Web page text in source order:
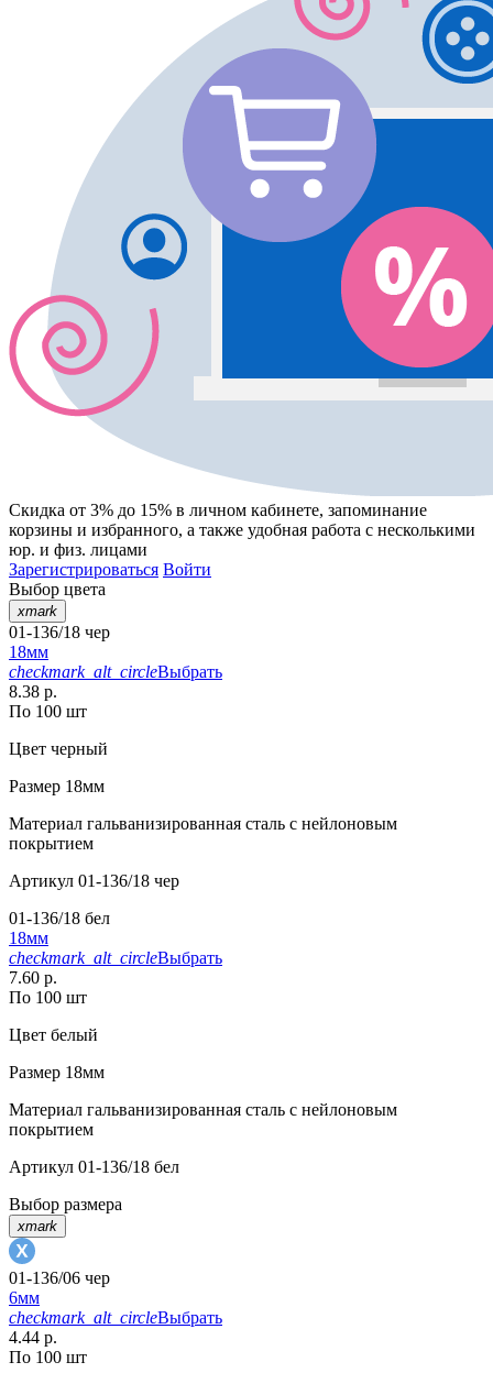
Скидка от 3% до 15% в личном кабинете, запоминание
корзины и избранного, а также удобная работа с несколькими
юр. и физ. лицами
Зарегистрироваться Войти
Выбор цвета
xmark
01-136/18 чер
18мм
checkmark_alt_circleВыбрать
8.38 р.
По 100 шт
Цвет черный
Размер 18мм
Материал гальванизированная сталь с нейлоновым
покрытием
Артикул 01-136/18 чер
01-136/18 бел
18мм
checkmark_alt_circleВыбрать
7.60 р.
По 100 шт
Цвет белый
Размер 18мм
Материал гальванизированная сталь с нейлоновым
покрытием
Артикул 01-136/18 бел
Выбор размера
xmark
01-136/06 чер
6мм
checkmark_alt_circleВыбрать
4.44 р.
По 100 шт